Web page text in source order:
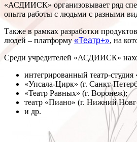
«АСДИИСК» организовывает ряд
опыта работы с людьми с разными
Также в рамках разработки
людей – платформу «Театр+», на
Среди учредителей «АСДИИСК»
интегрированный театр-
«Упсала-Цирк» (г. Санкт-
«Театр Равных» (г. Воронеж);
театр «Пиано» (г. Нижний
и др.